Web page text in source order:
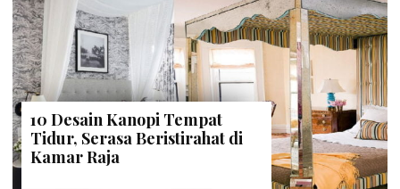
10 Desain Kanopi Tempat
Tidur, Serasa Beristirahat di
Kamar Raja